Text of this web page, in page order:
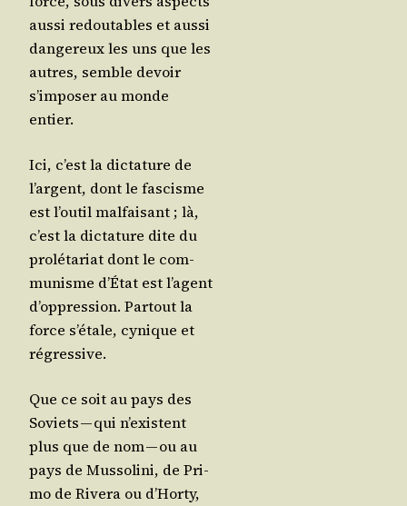
aus­si redou­tables et aus­si
dan­ge­reux les uns que les
autres, semble devoir
s’im­po­ser au monde
entier.
Ici, c’est la dic­ta­ture de
l’argent, dont le fas­cisme
est l’ou­til mal­fai­sant ; là,
c’est la dic­ta­ture dite du
pro­lé­ta­riat dont le com­
mu­nisme d’É­tat est l’agent
d’op­pres­sion. Par­tout la
force s’é­tale, cynique et
régressive.
Que ce soit au pays des
Soviets — qui n’existent
plus que de nom — ou au
pays de Mus­so­li­ni, de Pri­
mo de Rive­ra ou d’Hor­ty,